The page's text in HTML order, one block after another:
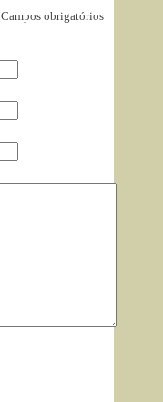
Campos obrigatórios